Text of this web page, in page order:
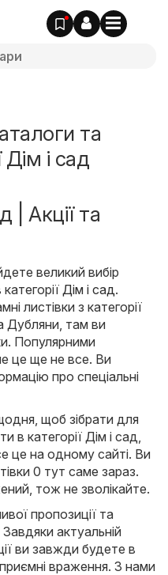
та
Дім і сад
| Акції та
великий вибір
Дім і сад.
листівки з категорії
Дубляни, там ви
Популярними
це ще не все. Ви
про спеціальні
щоб зібрати для
в категорії Дім і сад,
це на одному сайті. Ви
0 тут саме зараз.
тож не зволікайте.
пропозиції та
Завдяки актуальній
ви завжди будете в
враження. З нами